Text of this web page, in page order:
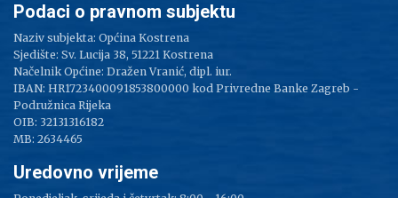
Podaci o pravnom subjektu
Naziv subjekta: Općina Kostrena
Sjedište: Sv. Lucija 38, 51221 Kostrena
Načelnik Općine: Dražen Vranić, dipl. iur.
IBAN: HR1723400091853800000 kod Privredne Banke Zagreb -
Podružnica Rijeka
OIB: 32131316182
MB: 2634465
Uredovno vrijeme